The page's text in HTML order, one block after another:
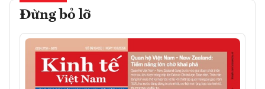
Đừng bỏ lỡ